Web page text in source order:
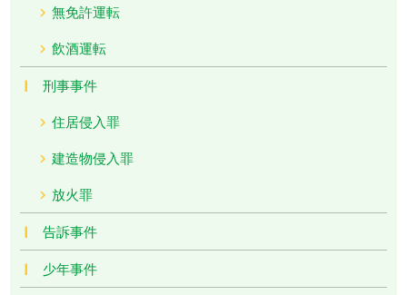
無免許運転
飲酒運転
刑事事件
住居侵入罪
建造物侵入罪
放火罪
告訴事件
少年事件